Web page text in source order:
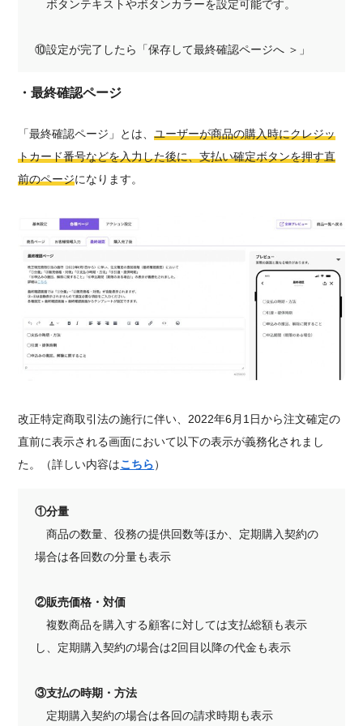
ボタンテキストやボタンカラーを設定可能です。
⑩設定が完了したら「保存して最終確認ページへ ＞」
・最終確認ページ
「最終確認ページ」とは、ユーザーが商品の購入時にクレジッ
トカード番号などを入力した後に、支払い確定ボタンを押す直
前のページになります。
改正特定商取引法の施行に伴い、2022年6月1日から注文確定の
直前に表示される画面において以下の表示が義務化されまし
た。（詳しい内容はこちら）
①分量
商品の数量、役務の提供回数等ほか、定期購入契約の
場合は各回数の分量も表示
②販売価格・対価
複数商品を購入する顧客に対しては支払総額も表示
し、定期購入契約の場合は2回目以降の代金も表示
③支払の時期・方法
定期購入契約の場合は各回の請求時期も表示